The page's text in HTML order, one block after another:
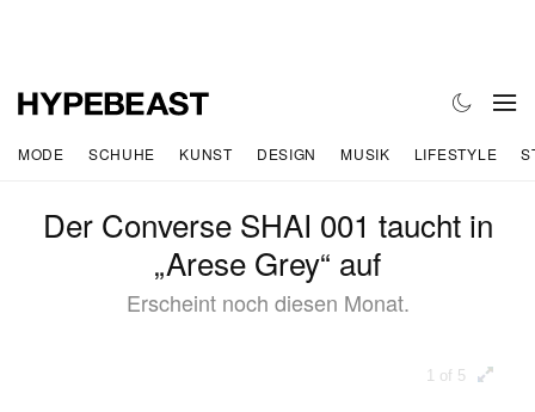
MODE SCHUHE KUNST DESIGN MUSIK LIFESTYLE
Der Converse SHAI 001 taucht in
„Arese Grey“ auf
Erscheint noch diesen Monat.
1 of 5